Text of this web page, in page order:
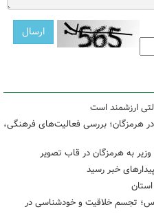
ارزشمند است
هرمزگان؛ بررسی فعالیت‌های فرهنگی،
به هرمزگان در قاب تصویر
خبر رسید
تجسم خلاقیت و خودشناسی در